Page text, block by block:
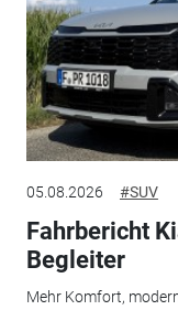
05.08.2026 #SUV
Fahrbericht
Begleiter
Mehr Komfort,